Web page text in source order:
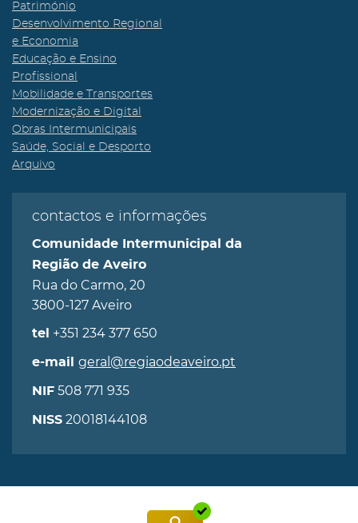
Património
Desenvolvimento Regional
e Economia
Educação e Ensino
Profissional
Mobilidade e Transportes
Modernização e Digital
Obras Intermunicipais
Saúde, Social e Desporto
Arquivo
contactos e informações
Comunidade Intermunicipal da
Região de Aveiro
Rua do Carmo, 20
3800-127 Aveiro
tel +351 234 377 650
e-mail geral@regiaodeaveiro.pt
NIF 508 771 935
NISS 20018144108